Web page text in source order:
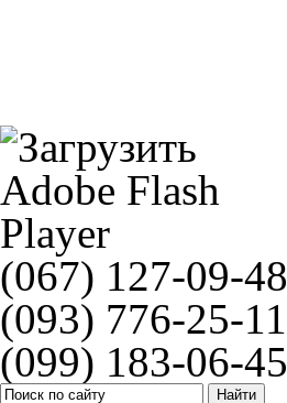
(067) 127-09-48
(093) 776-25-11
(099) 183-06-45